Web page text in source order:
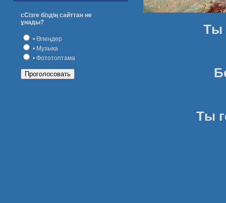
сСізге біздің сайттан не
ұнады?
• Өлеңдер
• Музыка
• Фототоптама
Ты
Ты